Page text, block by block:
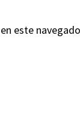
este